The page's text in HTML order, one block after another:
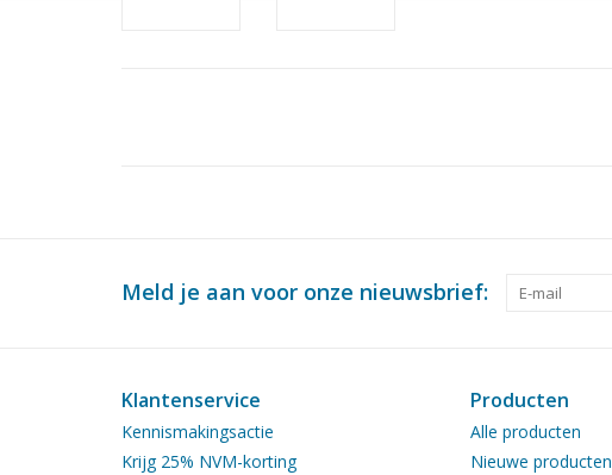
Meld je aan voor onze nieuwsbrief:
Klantenservice
Kennismakingsactie
Krijg 25% NVM-korting
Producten
Alle producten
Nieuwe producten